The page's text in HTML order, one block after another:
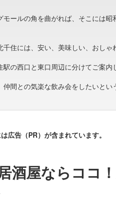
ールの角を曲がれば、そこには
住には、安い、美味しい、おしゃ
の西口と東口周辺に分けてご案内
間との気楽な飲み会をしたいとい
広告（PR）が含まれています。
酒屋ならココ